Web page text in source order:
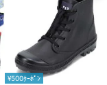
¥500ｸｰﾎﾟﾝ